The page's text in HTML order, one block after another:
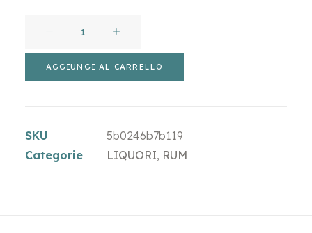
quantità
AGGIUNGI AL CARRELLO
SKU
5b0246b7b119
Categorie
LIQUORI, RUM